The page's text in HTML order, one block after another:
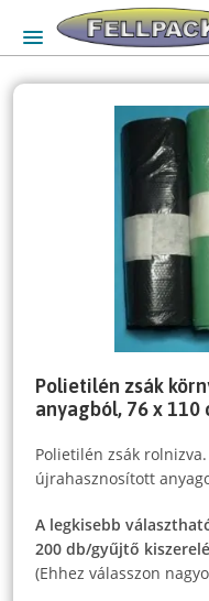
Polietilén zsák
anyagból, 76 x 110
Polietilén zsák
újrahasznosított
A legkisebb
200 db/gyűjtő
(Ehhez válasszon